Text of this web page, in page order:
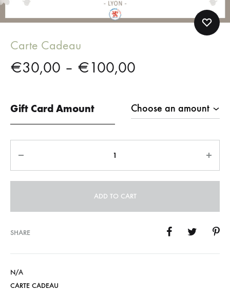
Carte Cadeau
€30,00 – €100,00
Gift Card Amount
ADD TO CART
SHARE
N/A
CARTE CADEAU